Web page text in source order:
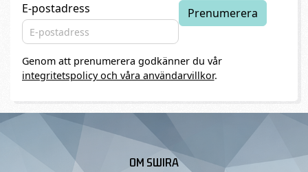
E-postadress
Genom att prenumerera godkänner du vår
integritetspolicy och våra användarvillkor.
OM SWIRA